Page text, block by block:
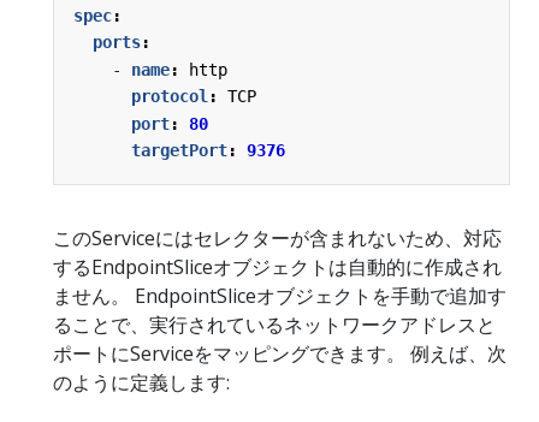
spec:
ports:
- name:
http
protocol :
TCP
port:
80
targetPort: 9376
このServiceにはセレクターが含まれないため、対応
するEndpointSliceオブジェクトは自動的に作成され
ません。 EndpointSliceオブジェクトを手動で追加す
ることで、実行されているネットワークアドレスと
ポートにServiceをマッピングできます。 例えば、次
のように定義します: